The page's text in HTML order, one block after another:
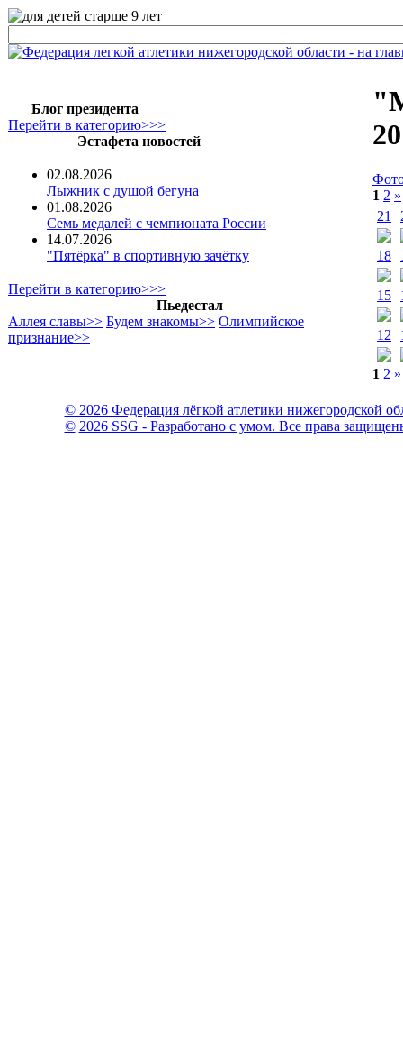
Блог президента
Перейти в категорию>>>
Эстафета новостей
02.08.2026
Лыжник с душой бегуна
01.08.2026
Семь медалей с чемпионата России
14.07.2026
"Пятёрка" в спортивную зачётку
Перейти в категорию>>>
Пьедестал
Аллея славы>> Будем знакомы>> Олимпийское
признание>>
1 2 »
21
18
15
12
1 2 »
© 2026 Федерация лёгкой атлетики нижегородской
© 2026 SSG - Разработано с умом. Все права